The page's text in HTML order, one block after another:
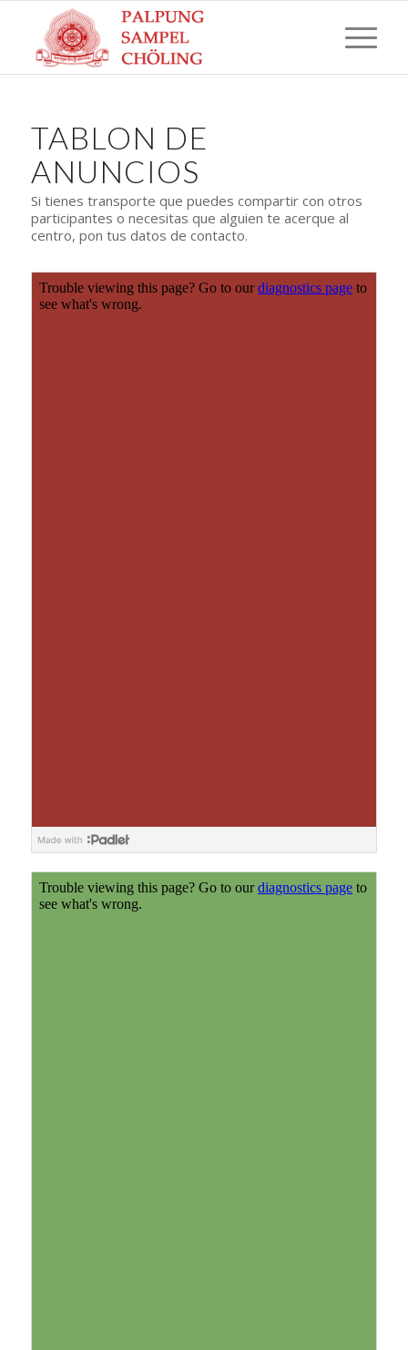
TABLON DE
ANUNCIOS
Si tienes transporte que puedes compartir con otros
participantes o necesitas que alguien te acerque al
centro, pon tus datos de contacto.